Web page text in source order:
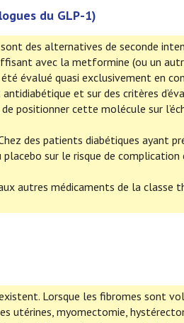
du GLP-1)
des alternatives de seconde
avec la metformine (ou un
évalué quasi exclusivement en
et sur des critères
positionner cette molécule sur
des patients diabétiques ayant
sur le risque de complication
autres médicaments de la classe
Lorsque les fibromes sont
utérines, myomectomie,